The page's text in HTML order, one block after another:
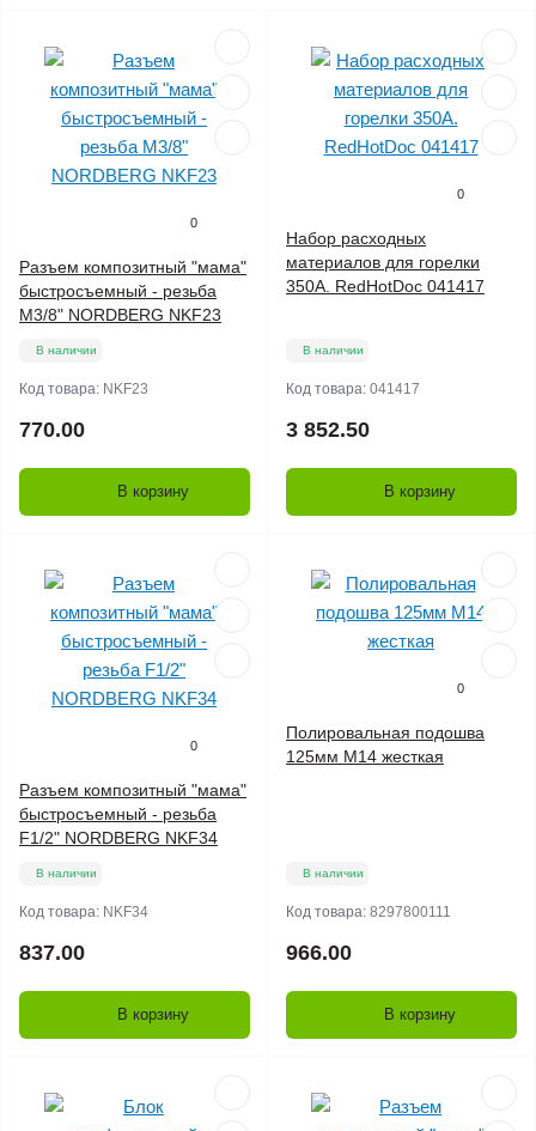
0
Разъем композитный "мама"
быстросъемный - резьба
M3/8" NORDBERG NKF23
В наличии
Код товара: NKF23
770.00
В корзину
0
Набор расходных
материалов для горелки
350А. RedHotDoc 041417
В наличии
Код товара: 041417
3 852.50
В корзину
0
Разъем композитный "мама"
быстросъемный - резьба
F1/2" NORDBERG NKF34
В наличии
Код товара: NKF34
837.00
В корзину
0
Полировальная подошва
125мм M14 жесткая
В наличии
Код товара: 8297800111
966.00
В корзину